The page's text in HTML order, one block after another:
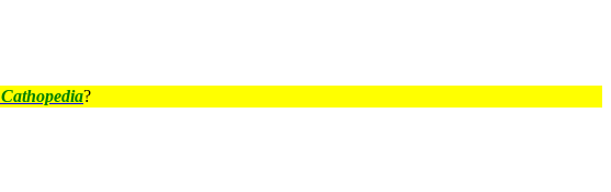
Cathopedia?